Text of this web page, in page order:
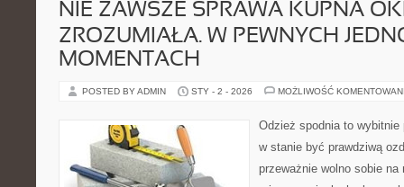
NIE ZAWSZE SPRAWA KUPNA
ZROZUMIAŁA. W PEWNYCH
MOMENTACH
POSTED BY ADMIN STY - 2 - 2026 MOŻLIWOŚĆ
Odzież spodnia to
w stanie być prawdziwą
przeważnie wolno sobie na